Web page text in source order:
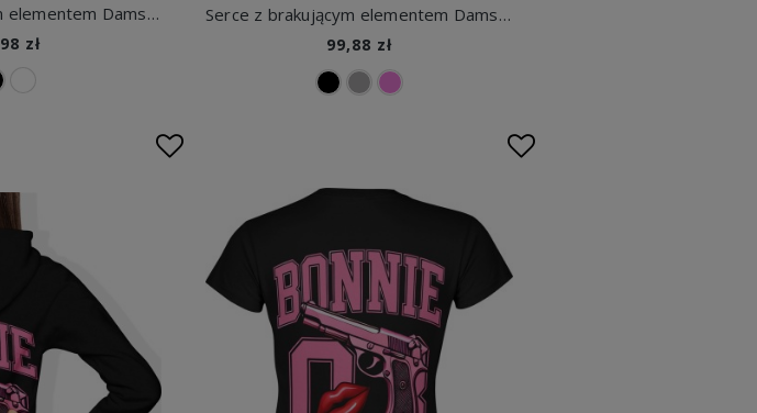
Serce z brakującym elementem Damska koszulka
zł
Serce z brakującym elementem Damska bluza z kapturem
99,88 zł